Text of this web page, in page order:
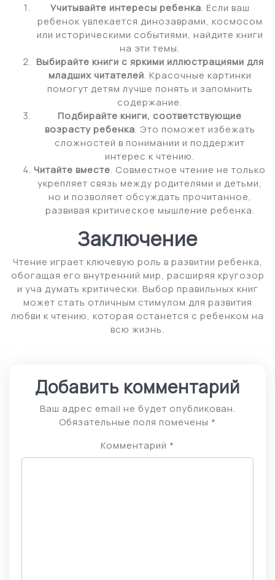
Учитывайте интересы ребенка. Если ваш
ребенок увлекается динозаврами, космосом
или историческими событиями, найдите книги
на эти темы.
Выбирайте книги с яркими иллюстрациями для
младших читателей. Красочные картинки
помогут детям лучше понять и запомнить
содержание.
Подбирайте книги, соответствующие
возрасту ребенка. Это поможет избежать
сложностей в понимании и поддержит
интерес к чтению.
Читайте вместе. Совместное чтение не только
укрепляет связь между родителями и детьми,
но и позволяет обсуждать прочитанное,
развивая критическое мышление ребенка.
Заключение
Чтение играет ключевую роль в развитии ребенка,
обогащая его внутренний мир, расширяя кругозор
и уча думать критически. Выбор правильных книг
может стать отличным стимулом для развития
любви к чтению, которая останется с ребенком на
всю жизнь.
Добавить комментарий
Ваш адрес email не будет опубликован.
Обязательные поля помечены *
Комментарий *